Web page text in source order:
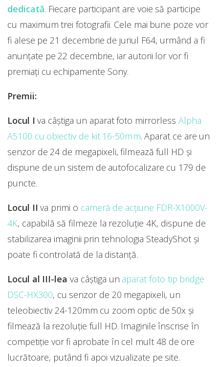
dedicată. Fiecare participant are voie să participe
cu maximum trei fotografii. Cele mai bune poze vor
fi alese pe 21 decembrie de juriul F64, urmând a fi
anunțate pe 22 decembrie, iar autorii lor vor fi
premiați cu echipamente Sony.
Premii:
Locul I va câștiga un aparat foto mirrorless Alpha
A5100 cu obiectiv de kit 16-50mm. Aparat ce are un
senzor de 24 de megapixeli, filmează full HD și
dispune de un sistem de autofocalizare cu 179 de
puncte.
Locul II va primi o cameră de acțiune FDR-X1000V-
4K, capabilă să filmeze la rezoluție 4K, dispune de
stabilizarea imaginii prin tehnologia SteadyShot și
poate fi controlată de la distanță.
Locul al III-lea va câștiga un aparat foto tip bridge
DSC-HX300, cu senzor de 20 megapixeli, un
teleobiectiv 24-120mm cu zoom optic de 50x și
filmează la rezoluție full HD. Imaginile înscrise în
competiție vor fi aprobate în cel mult 48 de ore
lucrătoare, putând fi apoi vizualizate pe site.